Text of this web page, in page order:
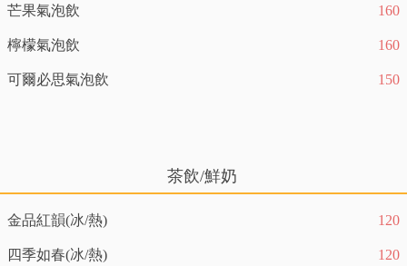
芒果氣泡飲 160
檸檬氣泡飲 160
可爾必思氣泡飲 150
茶飲/鮮奶
金品紅韻(冰/熱) 120
四季如春(冰/熱) 120